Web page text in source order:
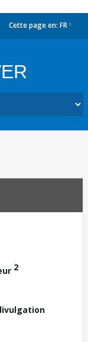
Cette page en: FR
2